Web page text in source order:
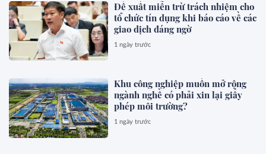
Đề xuất miễn trừ trách nhiệm cho
tổ chức tín dụng khi báo cáo về các
giao dịch đáng ngờ
1 ngày trước
Khu công nghiệp muốn mở rộng
ngành nghề có phải xin lại giấy
phép môi trường?
1 ngày trước